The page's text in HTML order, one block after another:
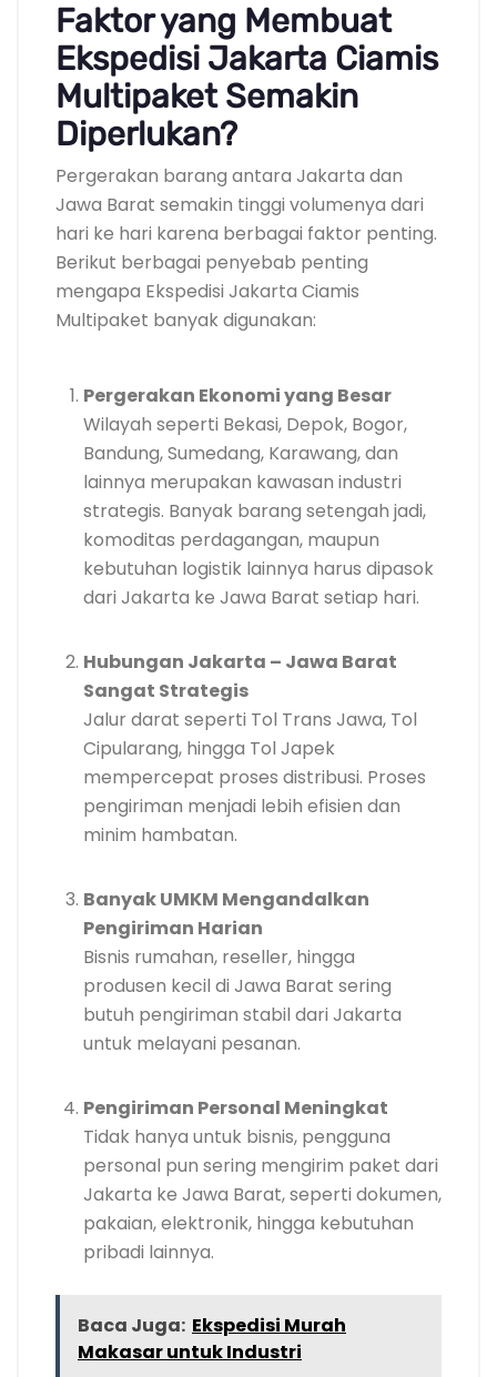
Faktor yang Membuat
Ekspedisi Jakarta Ciamis
Multipaket Semakin
Diperlukan?
Pergerakan barang antara Jakarta dan
Jawa Barat semakin tinggi volumenya dari
hari ke hari karena berbagai faktor penting.
Berikut berbagai penyebab penting
mengapa Ekspedisi Jakarta Ciamis
Multipaket banyak digunakan:
Pergerakan Ekonomi yang Besar
Wilayah seperti Bekasi, Depok, Bogor,
Bandung, Sumedang, Karawang, dan
lainnya merupakan kawasan industri
strategis. Banyak barang setengah jadi,
komoditas perdagangan, maupun
kebutuhan logistik lainnya harus dipasok
dari Jakarta ke Jawa Barat setiap hari.
Hubungan Jakarta – Jawa Barat
Sangat Strategis
Jalur darat seperti Tol Trans Jawa, Tol
Cipularang, hingga Tol Japek
mempercepat proses distribusi. Proses
pengiriman menjadi lebih efisien dan
minim hambatan.
Banyak UMKM Mengandalkan
Pengiriman Harian
Bisnis rumahan, reseller, hingga
produsen kecil di Jawa Barat sering
butuh pengiriman stabil dari Jakarta
untuk melayani pesanan.
Pengiriman Personal Meningkat
Tidak hanya untuk bisnis, pengguna
personal pun sering mengirim paket dari
Jakarta ke Jawa Barat, seperti dokumen,
pakaian, elektronik, hingga kebutuhan
pribadi lainnya.
Baca Juga: Ekspedisi Murah
Makasar untuk Industri